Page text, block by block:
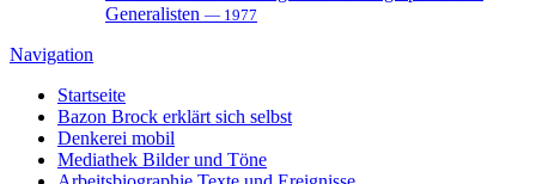
Generalisten — 1977
Navigation
Startseite
Bazon Brock erklärt sich selbst
Denkerei mobil
Mediathek Bilder und Töne